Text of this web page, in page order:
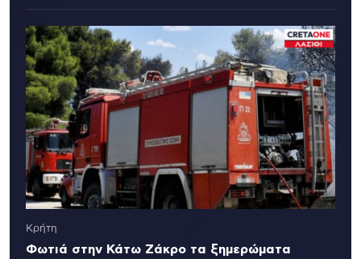
Κρήτη
Φωτιά στην Κάτω Ζάκρο τα ξημερώματα